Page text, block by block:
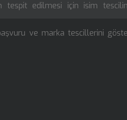
edilmesi için isim
ve marka tescillerini